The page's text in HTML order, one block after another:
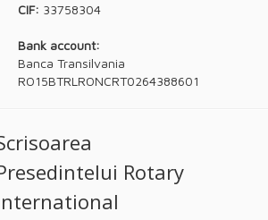
CIF: 33758304
Bank account:
Banca Transilvania
RO15BTRLRONCRT0264388601
Rotary